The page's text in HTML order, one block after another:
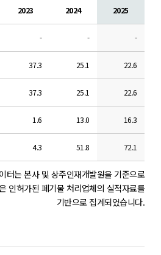
2023
2024 2025
- - -
37.3 25.1 22.6
37.3 25.1 22.6
1.6 13.0 16.3
4.3 51.8 72.1
터는 본사 및 상주인재개발원을 기준으로
인허가된 폐기물 처리업체의 실적자료를
기반으로 집계되었습니다.